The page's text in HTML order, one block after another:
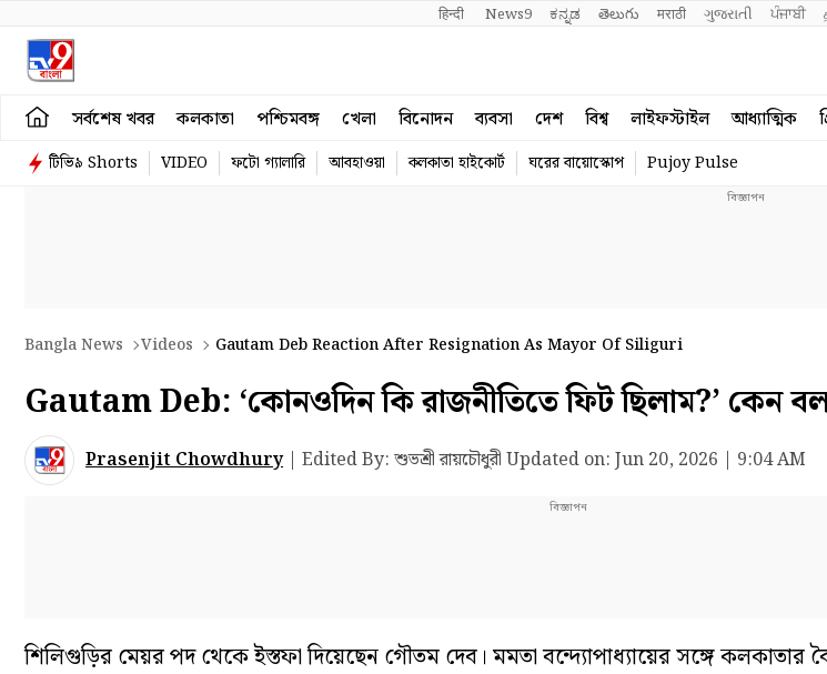
हिन्दी News9 ಕನ್ನಡ తెలుగు मराठी ગુજરાતી ਪੰਜਾਬੀ
সর্বশেষ খবর কলকাতা পশ্চিমবঙ্গ খেলা বিনোদন ব্যবসা দেশ বিশ্ব লাইফস্টাইল আধ্যাত্মিক
টিভি৯ Shorts VIDEO ফটো গ্যালারি আবহাওয়া কলকাতা হাইকোর্ট ঘরের বায়োস্কোপ Pujoy Pulse
Bangla News Videos Gautam Deb Reaction After Resignation As Mayor Of Siliguri
Gautam Deb: ‘কোনওদিন কি রাজনীতিতে ফিট ছিলাম?’ কেন
Prasenjit Chowdhury| Edited By: শুভশ্রী রায়চৌধুরী Updated on: Jun 20, 2026 | 9:04 AM
শিলিগুড়ির মেয়র পদ থেকে ইস্তফা দিয়েছেন গৌতম দেব। মমতা বন্দ্যোপাধ্যায়ের সঙ্গে কলকাতার